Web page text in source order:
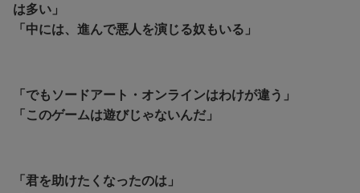
は多い」
「中には、進んで悪人を演じる奴もいる」
「 でもソードアート・オンラインはわけが違う」
「このゲームは遊びじゃないんだ」
「君を助けたくなったのは」